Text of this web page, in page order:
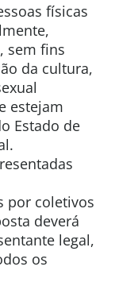
físicas
sem fins
da cultura,
estejam
Estado de
por coletivos
deverá
legal,
os